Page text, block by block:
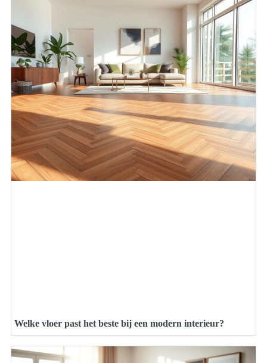
Welke vloer past het beste bij een modern interieur?